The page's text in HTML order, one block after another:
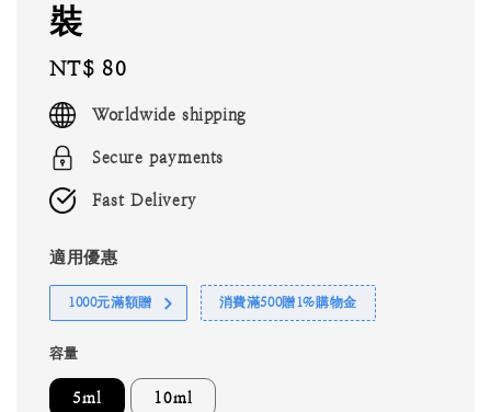
裝
Regular
price
NT$ 80
Worldwide shipping
Secure payments
Fast Delivery
適用優惠
1000元滿額贈 消費滿500贈1%購物金
容量
5ml 10ml